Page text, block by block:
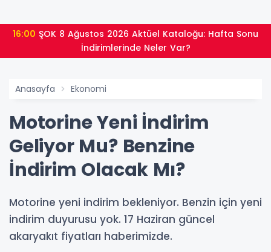
16:00
İndirimlerinde Neler Var?
Anasayfa Ekonomi
Motorine Yeni İndirim
Geliyor Mu? Benzine
İndirim Olacak Mı?
Motorine yeni indirim bekleniyor. Benzin için yeni
indirim duyurusu yok. 17 Haziran güncel
akaryakıt fiyatları haberimizde.